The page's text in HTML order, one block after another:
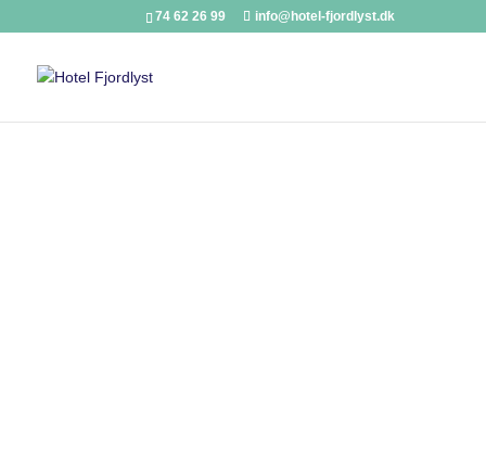
74 62 26 99 info@hotel-fjordlyst.dk